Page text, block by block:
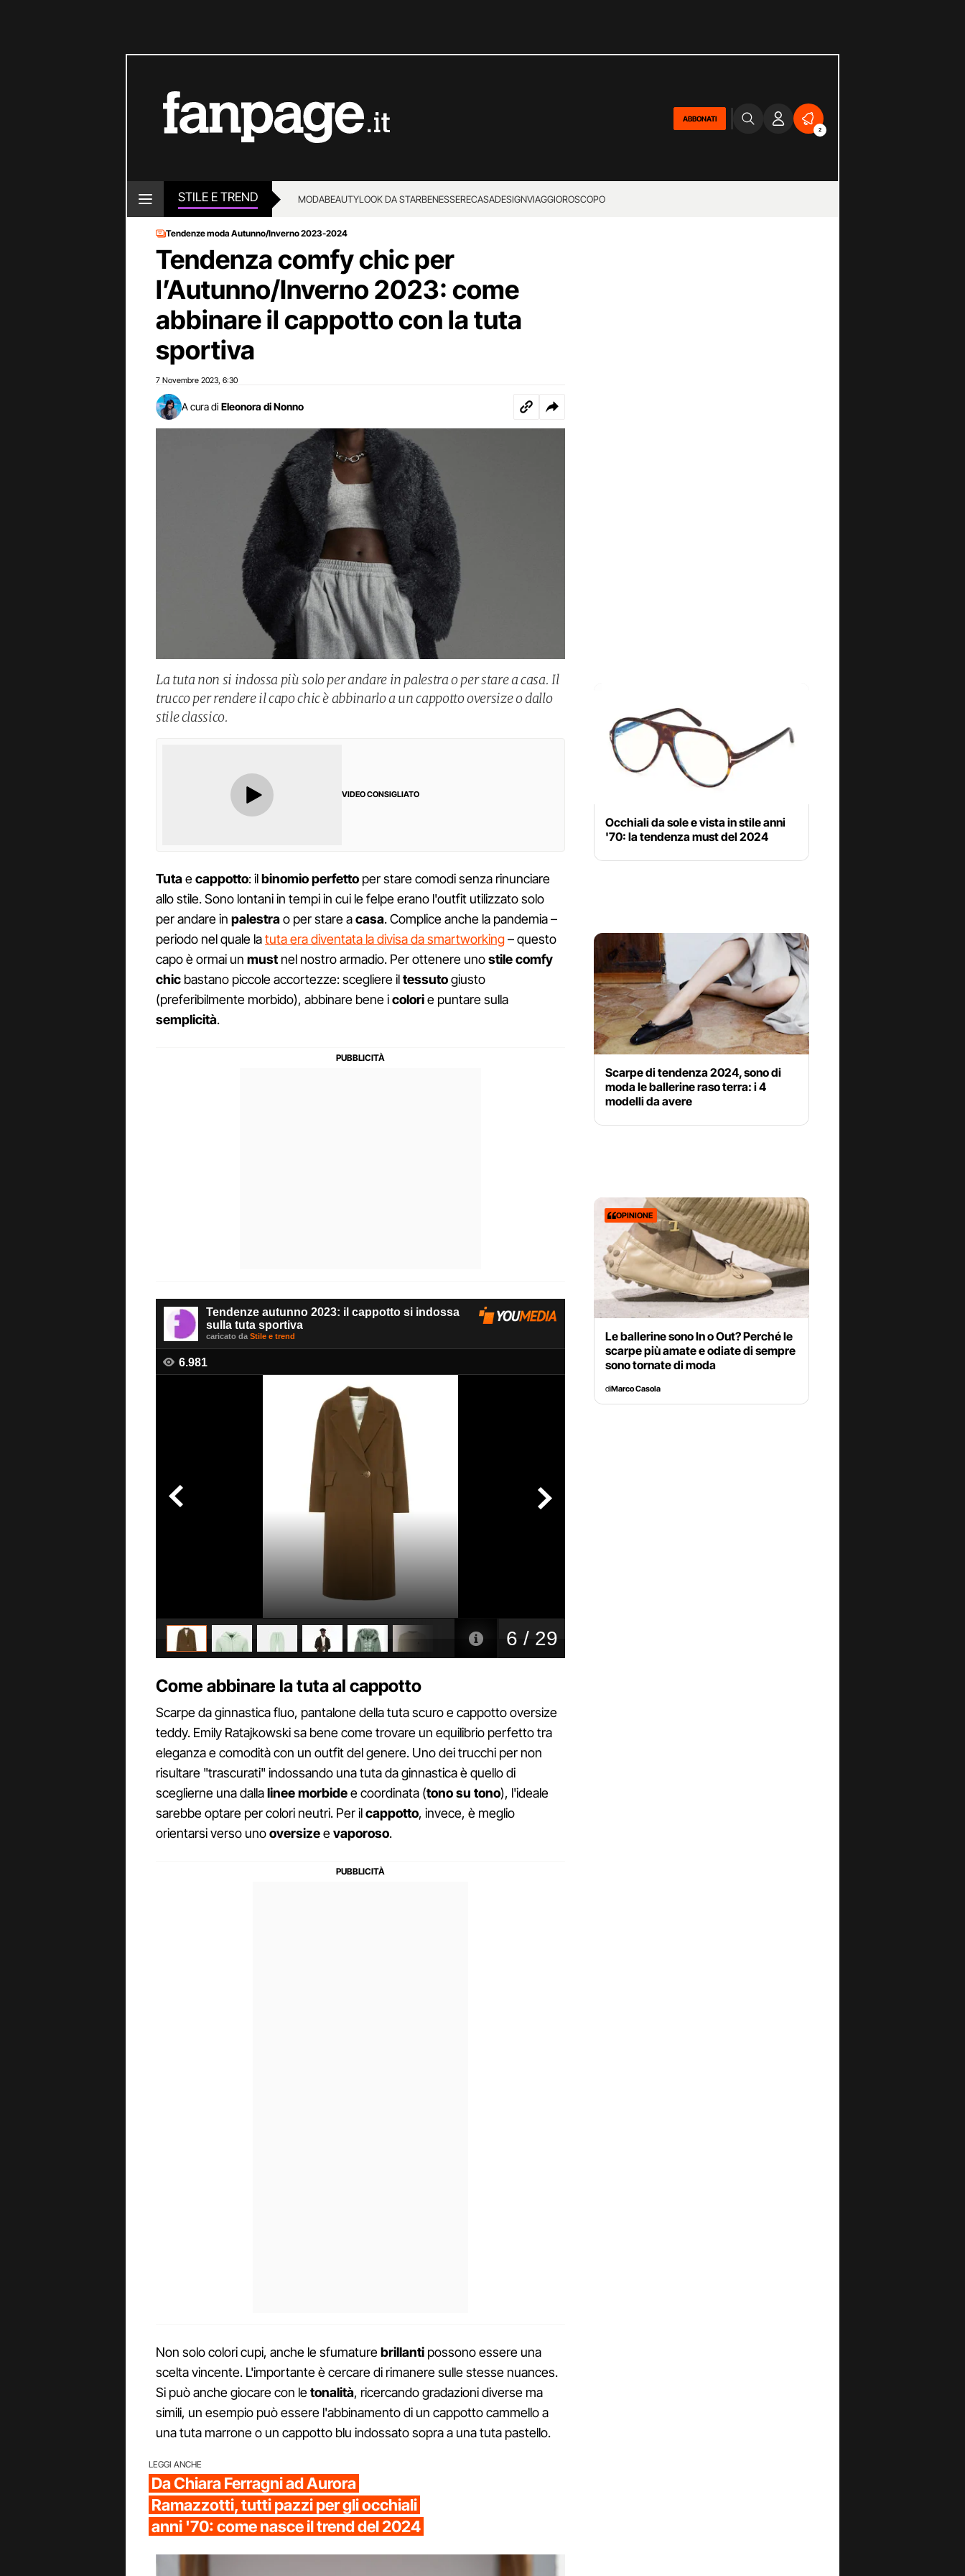
ABBONATI
2
STILE E TREND MODABEAUTYLOOK DA STARBENESSERECASADESIGNVIAGGIOROSCOPO
Tendenze moda Autunno/Inverno 2023-2024
Tendenza comfy chic per
l’Autunno/Inverno 2023: come
abbinare il cappotto con la tuta
sportiva
7 Novembre 2023 6:30
A cura di Eleonora di Nonno
La tuta non si indossa più solo per andare in palestra o per stare a casa. Il
trucco per rendere il capo chic è abbinarlo a un cappotto oversize o dallo
stile classico.
VIDEO CONSIGLIATO
Tutaecappotto: ilbinomio perfetto per stare comodi senza rinunciare
allo stile. Sono lontani in tempi in cui le felpe erano l'outfit utilizzato solo
per andare in palestrao per stare acasa. Complice anche la pandemia –
periodo nel quale latuta era diventata la divisa da smartworking– questo
capo è ormai un must nel nostro armadio. Per ottenere unostile comfy
chic bastano piccole accortezze: scegliere iltessutogiusto
(preferibilmente morbido), abbinare bene icolorie puntare sulla
semplicità.
Come abbinare la tuta al cappotto
Scarpe da ginnastica fluo, pantalone della tuta scuro e cappotto oversize
teddy. Emily Ratajkowski sa bene come trovare un equilibrio perfetto tra
eleganza e comodità con un outfit del genere. Uno dei trucchi per non
risultare "trascurati" indossando una tuta da ginnastica è quello di
sceglierne una dallalinee morbidee coordinata (tono su tono), l'ideale
sarebbe optare per colori neutri. Per ilcappotto, invece, è meglio
orientarsi verso unooversizeevaporoso.
Non solo colori cupi, anche le sfumaturebrillanti possono essere una
scelta vincente. L'importante è cercare di rimanere sulle stesse nuances.
Si può anche giocare con letonalità, ricercando gradazioni diverse ma
simili, un esempio può essere l'abbinamento di un cappotto cammello a
una tuta marrone o un cappotto blu indossato sopra a una tuta pastello.
LEGGI ANCHE
Da Chiara Ferragni ad Aurora
Ramazzotti, tutti pazzi per gli occhiali
anni '70: come nasce il trend del 2024
Occhiali da sole e vista in stile anni
'70: la tendenza must del 2024
Scarpe di tendenza 2024, sono di
moda le ballerine raso terra: i 4
modelli da avere
OPINIONE
Le ballerine sono In o Out? Perché le
scarpe più amate e odiate di sempre
sono tornate di moda
diMarco Casola